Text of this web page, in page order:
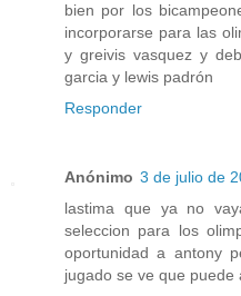
bien por los
incorporarse para las
y greivis vasquez y
garcia y lewis padrón
Responder
Anónimo 3 de julio de
lastima que ya no
seleccion para los
oportunidad a antony
jugado se ve que puede